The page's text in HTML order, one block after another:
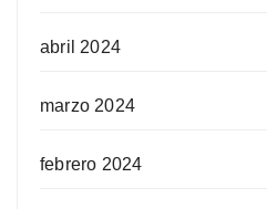
abril 2024
marzo 2024
febrero 2024